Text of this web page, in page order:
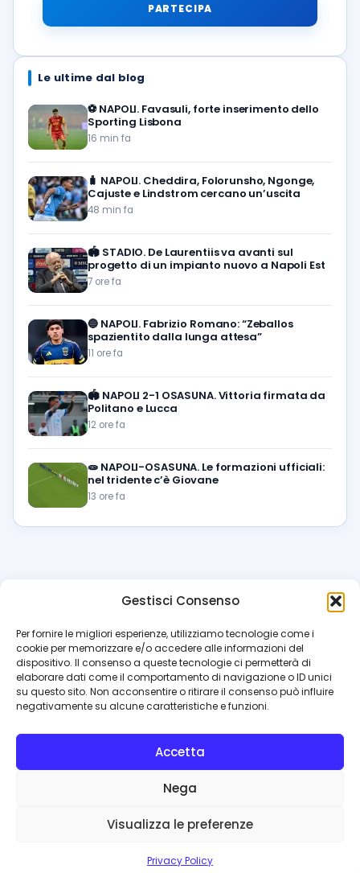
Gestisci Consenso
Per fornire le migliori esperienze, utilizziamo tecnologie come i
cookie per memorizzare e/o accedere alle informazioni del
dispositivo. Il consenso a queste tecnologie ci permetterà di
elaborare dati come il comportamento di navigazione o ID unici
su questo sito. Non acconsentire o ritirare il consenso può influire
negativamente su alcune caratteristiche e funzioni.
Accetta
Nega
Visualizza le preferenze
Privacy Policy
PARTECIPA
Le ultime dal blog
⚽️ NAPOLI. Favasuli, forte inserimento dello
Sporting Lisbona
16 min fa
🧳 NAPOLI. Cheddira, Folorunsho, Ngonge,
Cajuste e Lindstrom cercano un’uscita
48 min fa
🏟️ STADIO. De Laurentiis va avanti sul
progetto di un impianto nuovo a Napoli Est
7 ore fa
🔵 NAPOLI. Fabrizio Romano: “Zeballos
spazientito dalla lunga attesa”
11 ore fa
🏟️ NAPOLI 2-1 OSASUNA. Vittoria firmata da
Politano e Lucca
12 ore fa
🧫 NAPOLI-OSASUNA. Le formazioni ufficiali:
nel tridente c’è Giovane
13 ore fa
azzurrissimo.it
Il blog di riferimento per i tifosi del Napoli. News, interviste,
pagelle e calciomercato. Testata giornalistica registrata
al Tribunale di Napoli (n. 48 dell’08/10/2012). Direttore Luca
Perillo
INFO
Contattaci